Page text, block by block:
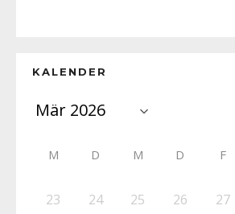
KALENDER
M D M D F
23 24 25 26 27